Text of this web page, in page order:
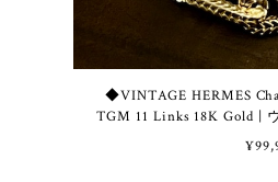
◆VINTAGE HERMES
TGM 11 Links 18K Gold |
ヌ ダンクル トレッセ ブ